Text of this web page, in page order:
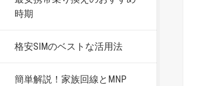
時期
格安SIMのベストな活用法
簡単解説！家族回線とMNP